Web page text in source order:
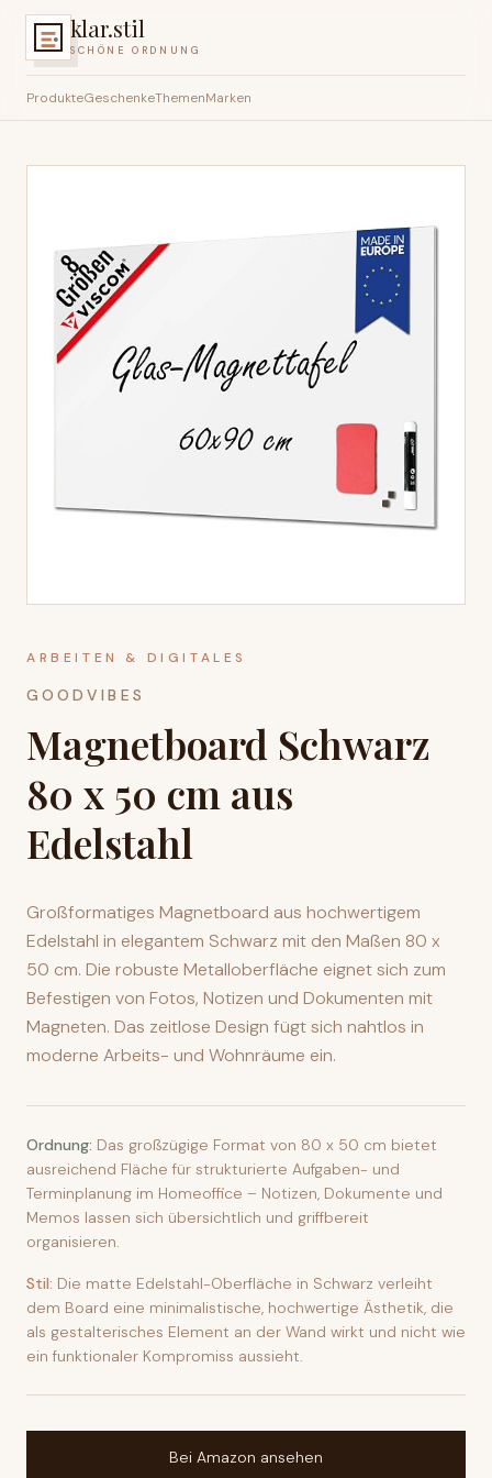
klar.stil
SCHÖNE ORDNUNG
ProdukteGeschenkeThemenMarken
ARBEITEN & DIGITALES
GOODVIBES
Magnetboard Schwarz
80 x 50 cm aus
Edelstahl
Großformatiges Magnetboard aus hochwertigem
Edelstahl in elegantem Schwarz mit den Maßen 80 x
50 cm. Die robuste Metalloberfläche eignet sich zum
Befestigen von Fotos, Notizen und Dokumenten mit
Magneten. Das zeitlose Design fügt sich nahtlos in
moderne Arbeits- und Wohnräume ein.
Ordnung: Das großzügige Format von 80 x 50 cm bietet
ausreichend Fläche für strukturierte Aufgaben- und
Terminplanung im Homeoffice – Notizen, Dokumente und
Memos lassen sich übersichtlich und griffbereit
organisieren.
Stil: Die matte Edelstahl-Oberfläche in Schwarz verleiht
dem Board eine minimalistische, hochwertige Ästhetik, die
als gestalterisches Element an der Wand wirkt und nicht wie
ein funktionaler Kompromiss aussieht.
Bei Amazon ansehen